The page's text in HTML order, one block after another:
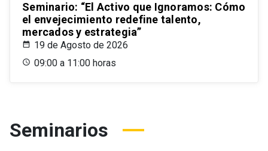
Seminario: “El Activo que Ignoramos: Cómo
el envejecimiento redefine talento,
mercados y estrategia”
19 de Agosto de 2026
09:00 a 11:00 horas
Seminarios